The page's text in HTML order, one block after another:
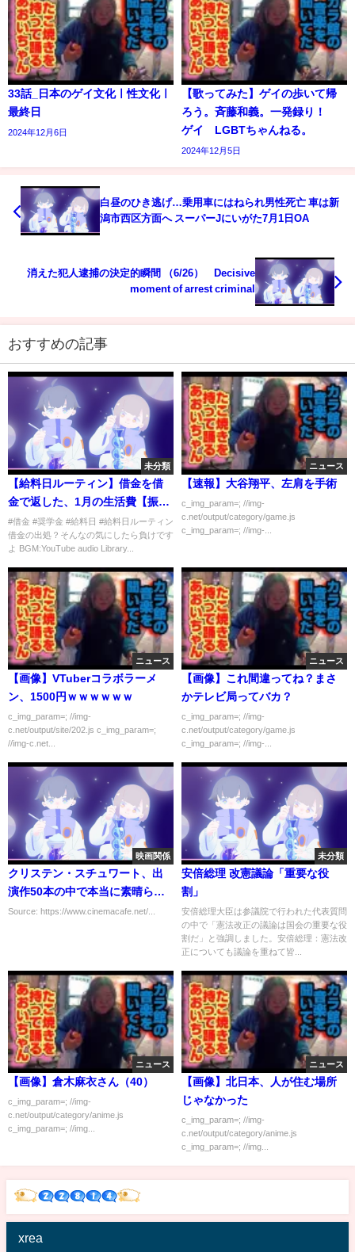
33話_日本のゲイ文化ㅣ性文化ㅣ
最終日
2024年12月6日
【歌ってみた】ゲイの歩いて帰
ろう。斉藤和義。一発録り！
ゲイ LGBTちゃんねる。
2024年12月5日
白昼のひき逃げ…乗用車にはねられ男性死亡 車は新
潟市西区方面へ スーパーJにいがた7月1日OA
消えた犯人逮捕の決定的瞬間 （6/26） Decisive
moment of arrest criminal
おすすめの記事
未分類
【給料日ルーティン】借金を借
金で返した、1月の生活費【振り
分け動画】
#借金 #奨学金 #給料日 #給料日ルーティン
借金の出処？そんなの気にしたら負けです
よ BGM:YouTube audio Library...
ニュース
【速報】大谷翔平、左肩を手術
c_img_param=; //img-
c.net/output/category/game.js
c_img_param=; //img-...
ニュース
【画像】VTuberコラボラーメ
ン、1500円ｗｗｗｗｗｗ
c_img_param=; //img-
c.net/output/site/202.js c_img_param=;
//img-c.net...
ニュース
【画像】これ間違ってね？まさ
かテレビ局ってバカ？
c_img_param=; //img-
c.net/output/category/game.js
c_img_param=; //img-...
映画関係
クリステン・スチュワート、出
演作50本の中で本当に素晴らし
い映画は「5本」と語る
Source: https://www.cinemacafe.net/...
未分類
安倍総理 改憲議論「重要な役
割」
安倍総理大臣は参議院で行われた代表質問
の中で「憲法改正の議論は国会の重要な役
割だ」と強調しました。安倍総理：憲法改
正についても議論を重ねて皆...
ニュース
【画像】倉木麻衣さん（40）
c_img_param=; //img-
c.net/output/category/anime.js
c_img_param=; //img...
ニュース
【画像】北日本、人が住む場所
じゃなかった
c_img_param=; //img-
c.net/output/category/anime.js
c_img_param=; //img...
xrea